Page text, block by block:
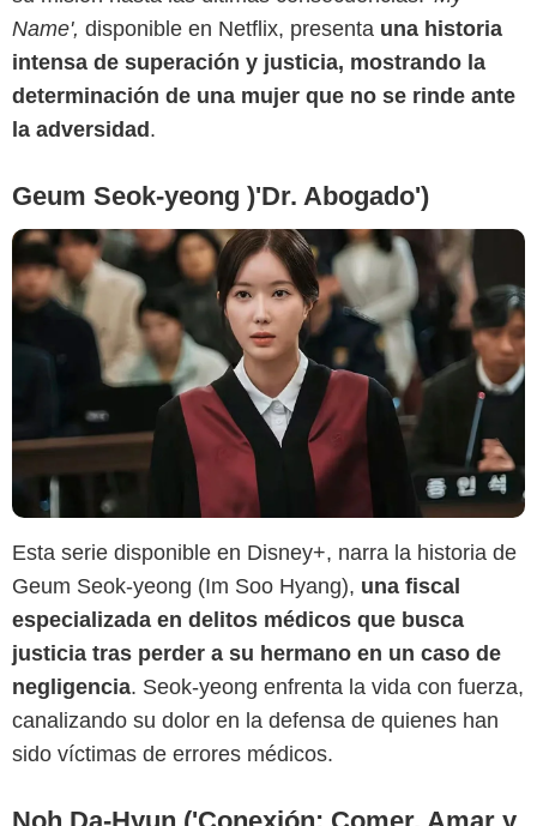
Name', disponible en Netflix, presenta una historia
intensa de superación y justicia, mostrando la
determinación de una mujer que no se rinde ante
la adversidad.
Geum Seok-yeong )'Dr. Abogado')
Esta serie disponible en Disney+, narra la historia de
Geum Seok-yeong (Im Soo Hyang), una fiscal
especializada en delitos médicos que busca
justicia tras perder a su hermano en un caso de
negligencia. Seok-yeong enfrenta la vida con fuerza,
canalizando su dolor en la defensa de quienes han
sido víctimas de errores médicos.
Disney+